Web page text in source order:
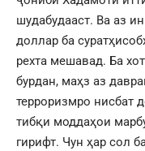
шудабудааст. Ва аз
доллар ба
рехта мешавад. Ба
бурдан, маҳз аз
терроризмро нисбат
тибқи моддаҳои
гирифт. Чун ҳар сол